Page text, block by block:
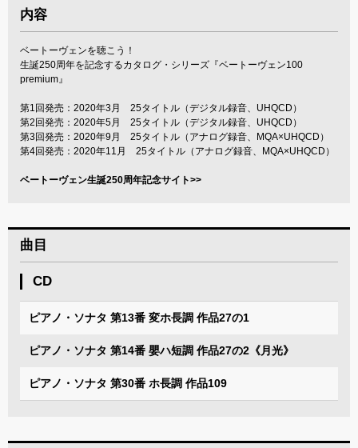
内容
ベートーヴェンを聴こう！
生誕250周年を記念するカタログ・シリーズ『ベートーヴェン100
premium』
第1回発売：2020年3月 25タイトル（デジタル録音、UHQCD）
第2回発売：2020年5月 25タイトル（デジタル録音、UHQCD）
第3回発売：2020年9月 25タイトル（アナログ録音、MQA×UHQCD）
第4回発売：2020年11月 25タイトル（アナログ録音、MQA×UHQCD）
ベートーヴェン生誕250周年記念サイト>>
曲目
CD
ピアノ・ソナタ 第13番 変ホ長調 作品27の1
ピアノ・ソナタ 第14番 嬰ハ短調 作品27の2《月光》
ピアノ・ソナタ 第30番 ホ長調 作品109